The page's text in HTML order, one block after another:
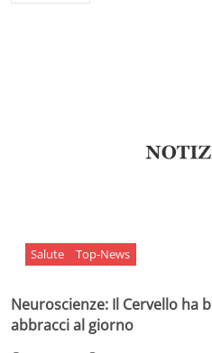
Salute Top-News
Neuroscienze: Il Cervello ha
abbracci al giorno